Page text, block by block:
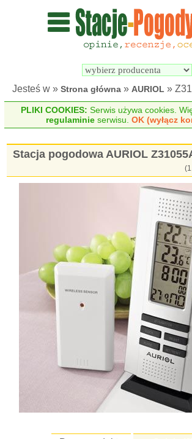
Jesteś w » Strona główna» AURIOL »
PLIKI COOKIES: Serwis używa cookies.
regulaminie serwisu.OK (wyłącz
Stacja pogodowa AURIOL
(